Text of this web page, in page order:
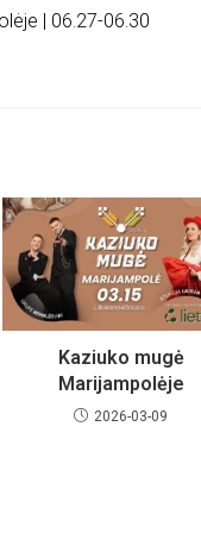
| 06.27-06.30
Kaziuko mugė
Marijampolėje
2026-03-09